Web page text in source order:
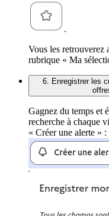
.
Vous les retrouverez
rubrique « Ma
6. Enregistrer les
Gagnez du temps et
recherche à chaque
« Créer une alerte » :